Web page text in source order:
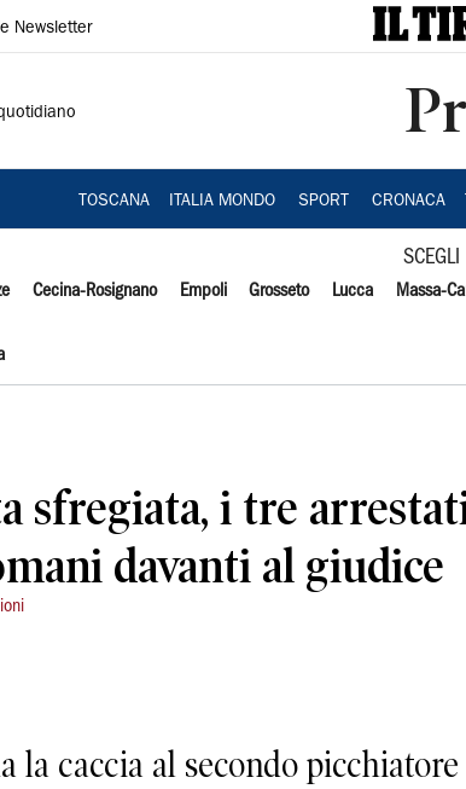
Newsletter
TOSCANA ITALIA MONDO SPORT CRONACA
SCEGLI
Cecina-Rosignano Empoli Grosseto Lucca Massa-
sfregiata, i tre
davanti al giudice
la caccia al secondo